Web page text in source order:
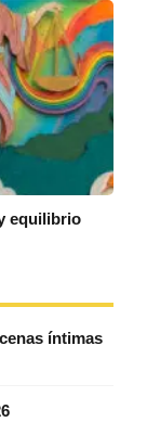
equilibrio
íntimas